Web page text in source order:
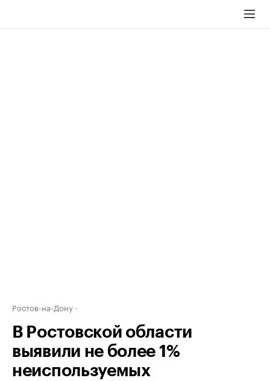
Ростов-на-Дону
В Ростовской области
выявили не более 1%
неиспользуемых